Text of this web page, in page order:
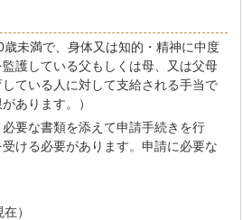
未満で、身体又は知的・精神に中度
護している父もしくは母、又は父母
ている人に対して支給される手当で
あります。）
要な書類を添えて申請手続きを行
ける必要があります。申請に必要な
）